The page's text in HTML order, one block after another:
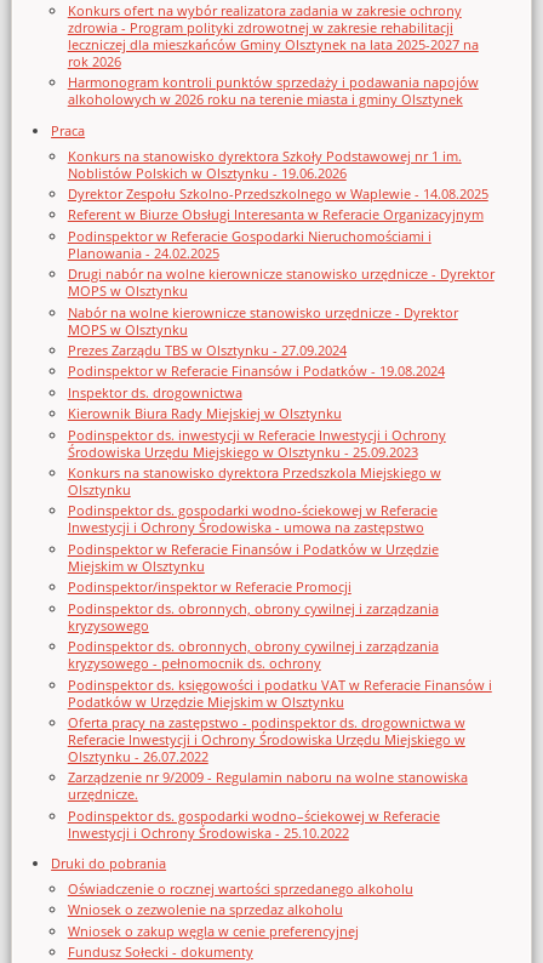
Konkurs ofert na wybór realizatora zadania w zakresie ochrony
zdrowia - Program polityki zdrowotnej w zakresie rehabilitacji
leczniczej dla mieszkańców Gminy Olsztynek na lata 2025-2027 na
rok 2026
Harmonogram kontroli punktów sprzedaży i podawania napojów
alkoholowych w 2026 roku na terenie miasta i gminy Olsztynek
Praca
Konkurs na stanowisko dyrektora Szkoły Podstawowej nr 1 im.
Noblistów Polskich w Olsztynku - 19.06.2026
Dyrektor Zespołu Szkolno-Przedszkolnego w Waplewie - 14.08.2025
Referent w Biurze Obsługi Interesanta w Referacie Organizacyjnym
Podinspektor w Referacie Gospodarki Nieruchomościami i
Planowania - 24.02.2025
Drugi nabór na wolne kierownicze stanowisko urzędnicze - Dyrektor
MOPS w Olsztynku
Nabór na wolne kierownicze stanowisko urzędnicze - Dyrektor
MOPS w Olsztynku
Prezes Zarządu TBS w Olsztynku - 27.09.2024
Podinspektor w Referacie Finansów i Podatków - 19.08.2024
Inspektor ds. drogownictwa
Kierownik Biura Rady Miejskiej w Olsztynku
Podinspektor ds. inwestycji w Referacie Inwestycji i Ochrony
Środowiska Urzędu Miejskiego w Olsztynku - 25.09.2023
Konkurs na stanowisko dyrektora Przedszkola Miejskiego w
Olsztynku
Podinspektor ds. gospodarki wodno-ściekowej w Referacie
Inwestycji i Ochrony Środowiska - umowa na zastępstwo
Podinspektor w Referacie Finansów i Podatków w Urzędzie
Miejskim w Olsztynku
Podinspektor/inspektor w Referacie Promocji
Podinspektor ds. obronnych, obrony cywilnej i zarządzania
kryzysowego
Podinspektor ds. obronnych, obrony cywilnej i zarządzania
kryzysowego - pełnomocnik ds. ochrony
Podinspektor ds. księgowości i podatku VAT w Referacie Finansów i
Podatków w Urzędzie Miejskim w Olsztynku
Oferta pracy na zastępstwo - podinspektor ds. drogownictwa w
Referacie Inwestycji i Ochrony Środowiska Urzędu Miejskiego w
Olsztynku - 26.07.2022
Zarządzenie nr 9/2009 - Regulamin naboru na wolne stanowiska
urzędnicze.
Podinspektor ds. gospodarki wodno–ściekowej w Referacie
Inwestycji i Ochrony Środowiska - 25.10.2022
Druki do pobrania
Oświadczenie o rocznej wartości sprzedanego alkoholu
Wniosek o zezwolenie na sprzedaz alkoholu
Wniosek o zakup węgla w cenie preferencyjnej
Fundusz Sołecki - dokumenty